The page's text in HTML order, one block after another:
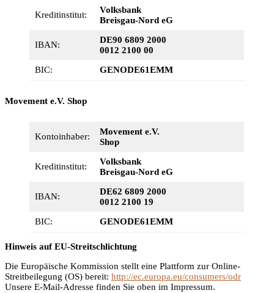
Kreditinstitut:
Volksbank
Breisgau-Nord eG
IBAN:
DE90 6809 2000
0012 2100 00
BIC:
GENODE61EMM
Movement e.V. Shop
Kontoinhaber:
Movement e.V.
Shop
Kreditinstitut:
Volksbank
Breisgau-Nord eG
IBAN:
DE62 6809 2000
0012 2100 19
BIC:
GENODE61EMM
Hinweis auf EU-Streitschlichtung
Die Europäische Kommission stellt eine Plattform zur Online-
Streitbeilegung (OS) bereit: http://ec.europa.eu/consumers/odr
Unsere E-Mail-Adresse finden Sie oben im Impressum.